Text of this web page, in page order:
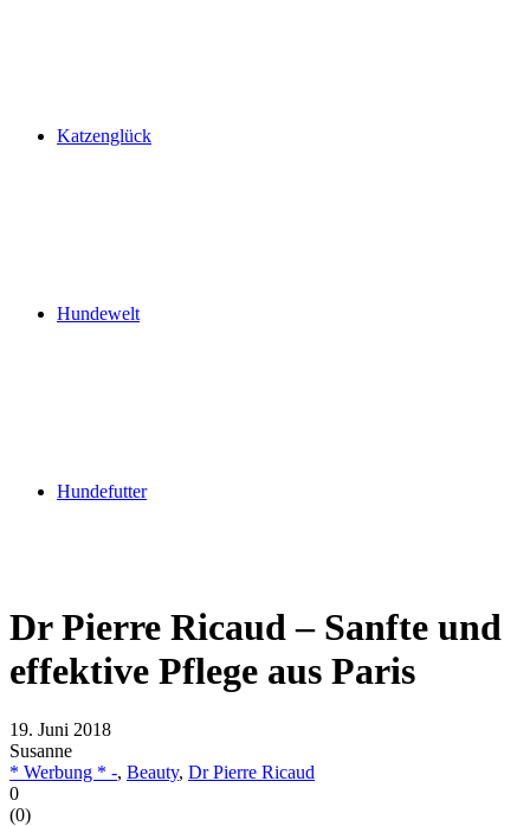
Katzenglück
Hundewelt
Hundefutter
Dr Pierre Ricaud – Sanfte und
effektive Pflege aus Paris
19. Juni 2018
Susanne
* Werbung * -, Beauty, Dr Pierre Ricaud
0
(0)